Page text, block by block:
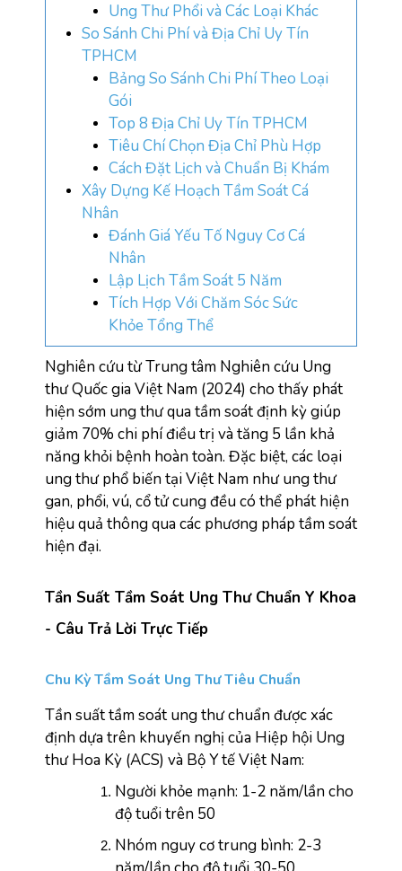
Ung Thư Phổi và Các Loại Khác
So Sánh Chi Phí và Địa Chỉ Uy Tín
TPHCM
Bảng So Sánh Chi Phí Theo Loại
Gói
Top 8 Địa Chỉ Uy Tín TPHCM
Tiêu Chí Chọn Địa Chỉ Phù Hợp
Cách Đặt Lịch và Chuẩn Bị Khám
Xây Dựng Kế Hoạch Tầm Soát Cá
Nhân
Đánh Giá Yếu Tố Nguy Cơ Cá
Nhân
Lập Lịch Tầm Soát 5 Năm
Tích Hợp Với Chăm Sóc Sức
Khỏe Tổng Thể
Nghiên cứu từ Trung tâm Nghiên cứu Ung
thư Quốc gia Việt Nam (2024) cho thấy phát
hiện sớm ung thư qua tầm soát định kỳ giúp
giảm 70% chi phí điều trị và tăng 5 lần khả
năng khỏi bệnh hoàn toàn. Đặc biệt, các loại
ung thư phổ biến tại Việt Nam như ung thư
gan, phổi, vú, cổ tử cung đều có thể phát hiện
hiệu quả thông qua các phương pháp tầm soát
hiện đại.
Tần Suất Tầm Soát Ung Thư Chuẩn Y Khoa
- Câu Trả Lời Trực Tiếp
Chu Kỳ Tầm Soát Ung Thư Tiêu Chuẩn
Tần suất tầm soát ung thư chuẩn được xác
định dựa trên khuyến nghị của Hiệp hội Ung
thư Hoa Kỳ (ACS) và Bộ Y tế Việt Nam:
Người khỏe mạnh: 1-2 năm/lần cho
độ tuổi trên 50
Nhóm nguy cơ trung bình: 2-3